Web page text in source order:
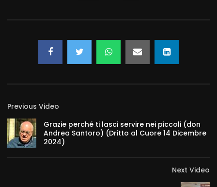
Previous Video
Grazie perché ti lasci servire nei piccoli (don
Andrea Santoro) (Dritto al Cuore 14 Dicembre
2024)
Next Video